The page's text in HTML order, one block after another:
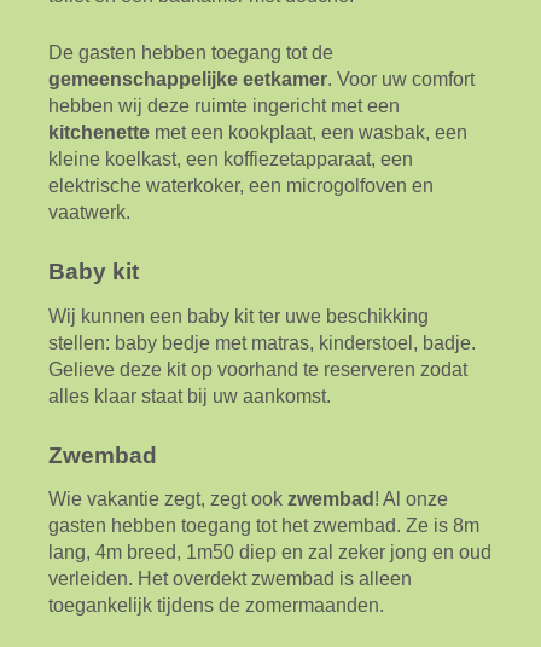
De gasten hebben toegang tot de
gemeenschappelijke eetkamer. Voor uw comfort
hebben wij deze ruimte ingericht met een
kitchenette met een kookplaat, een wasbak, een
kleine koelkast, een koffiezetapparaat, een
elektrische waterkoker, een microgolfoven en
vaatwerk.
Baby kit
Wij kunnen een baby kit ter uwe beschikking
stellen: baby bedje met matras, kinderstoel, badje.
Gelieve deze kit op voorhand te reserveren zodat
alles klaar staat bij uw aankomst.
Zwembad
Wie vakantie zegt, zegt ook zwembad ! Al onze
gasten hebben toegang tot het zwembad. Ze is 8m
lang, 4m breed, 1m50 diep en zal zeker jong en oud
verleiden. Het overdekt zwembad is alleen
toegankelijk tijdens de zomermaanden.